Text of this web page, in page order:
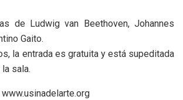
de Ludwig van Beethoven, Johannes
Gaito.
la entrada es gratuita y está supeditada
sala.